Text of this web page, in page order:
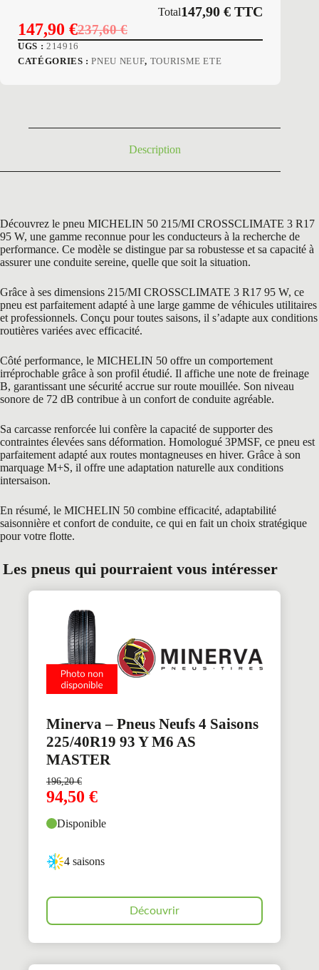
Total147,90€ TTC
237,60€
Le
prix
147,90 €
Le
prix
UGS : 214916
CATÉGORIES :PNEU NEUF, TOURISME ETE
Description
Découvrez le pneu MICHELIN 50 215/MI CROSSCLIMATE 3 R17
95 W, une gamme reconnue pour les conducteurs à la recherche de
performance. Ce modèle se distingue par sa robustesse et sa capacité à
assurer une conduite sereine, quelle que soit la situation.
Grâce à ses dimensions 215/MI CROSSCLIMATE 3 R17 95 W, ce
pneu est parfaitement adapté à une large gamme de véhicules utilitaires
et professionnels. Conçu pour toutes saisons, il s’adapte aux conditions
routières variées avec efficacité.
Côté performance, le MICHELIN 50 offre un comportement
irréprochable grâce à son profil étudié. Il affiche une note de freinage
B, garantissant une sécurité accrue sur route mouillée. Son niveau
sonore de 72 dB contribue à un confort de conduite agréable.
Sa carcasse renforcée lui confère la capacité de supporter des
contraintes élevées sans déformation. Homologué 3PMSF, ce pneu est
parfaitement adapté aux routes montagneuses en hiver. Grâce à son
marquage M+S, il offre une adaptation naturelle aux conditions
intersaison.
En résumé, le MICHELIN 50 combine efficacité, adaptabilité
saisonnière et confort de conduite, ce qui en fait un choix stratégique
pour votre flotte.
Les pneus qui pourraient vous intéresser
Minerva – Pneus Neufs 4 Saisons
225/40R19 93 Y M6 AS
MASTER
196,20€
94,50 €
Disponible
4 saisons
Découvrir